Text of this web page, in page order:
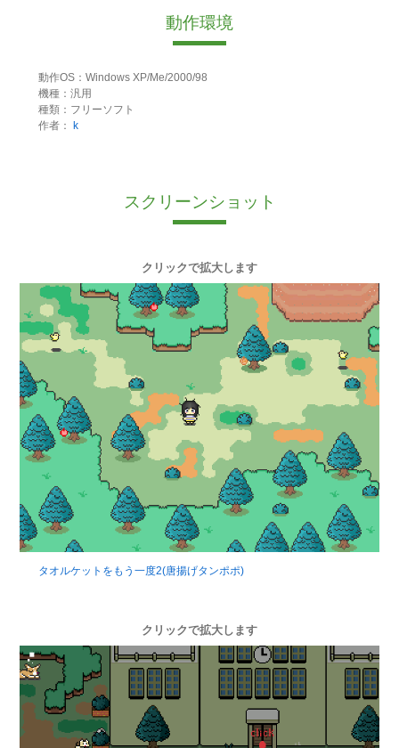
動作環境
動作OS：Windows XP/Me/2000/98
機種：汎用
種類：フリーソフト
作者：
k
スクリーンショット
クリックで拡大します
タオルケットをもう一度2(唐揚げタンポポ)
クリックで拡大します